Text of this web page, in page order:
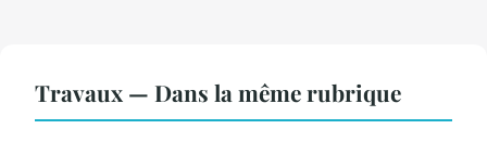
Travaux — Dans la même rubrique